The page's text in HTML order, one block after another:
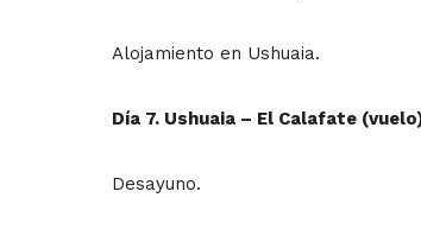
Alojamiento en Ushuaia.
Día 7. Ushuaia – El Calafate
Desayuno.